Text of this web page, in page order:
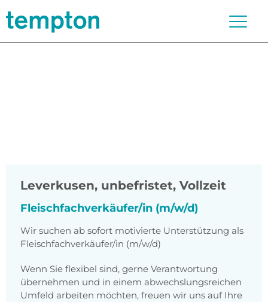
Leverkusen, unbefristet, Vollzeit
Fleischfachverkäufer/in (m/w/d)
Wir suchen ab sofort motivierte Unterstützung als
Fleischfachverkäufer/in (m/w/d)
Wenn Sie flexibel sind, gerne Verantwortung
übernehmen und in einem abwechslungsreichen
Umfeld arbeiten möchten, freuen wir uns auf Ihre